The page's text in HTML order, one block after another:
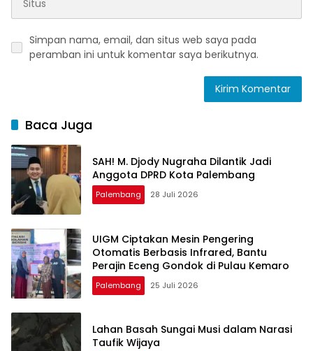
Simpan nama, email, dan situs web saya pada
peramban ini untuk komentar saya berikutnya.
Baca Juga
SAH! M. Djody Nugraha Dilantik Jadi
Anggota DPRD Kota Palembang
Palembang 28 Juli 2026
UIGM Ciptakan Mesin Pengering
Otomatis Berbasis Infrared, Bantu
Perajin Eceng Gondok di Pulau Kemaro
Palembang 25 Juli 2026
Lahan Basah Sungai Musi dalam Narasi
Taufik Wijaya